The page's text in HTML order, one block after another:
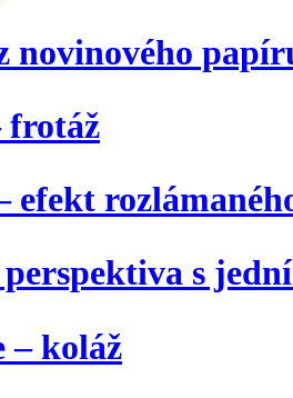
novinového
frotáž
efekt
s
– koláž